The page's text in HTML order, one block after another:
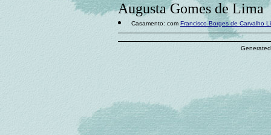
Augusta Gomes de Lima
Casamento: com Francisco Borges de Carvalho